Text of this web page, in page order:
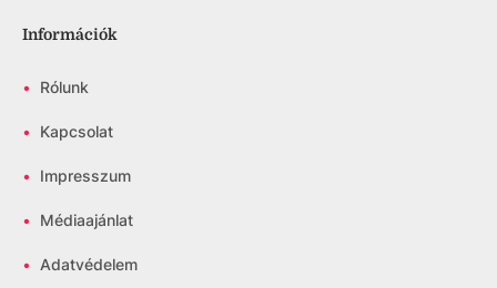
Információk
• Rólunk
• Kapcsolat
• Impresszum
• Médiaajánlat
• Adatvédelem